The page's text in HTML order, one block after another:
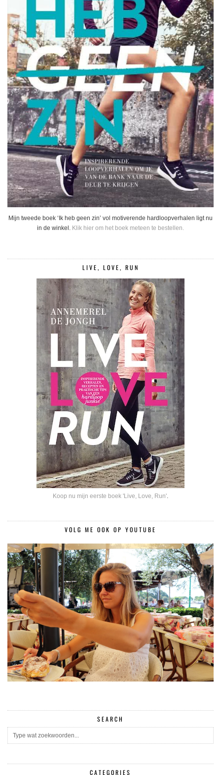
Mijn tweede boek ‘Ik heb geen zin’ vol motiverende hardloopverhalen ligt nu
in de winkel. Klik hier om het boek meteen te bestellen.
LIVE, LOVE, RUN
Koop nu mijn eerste boek 'Live, Love, Run'.
VOLG ME OOK OP YOUTUBE
SEARCH
CATEGORIES